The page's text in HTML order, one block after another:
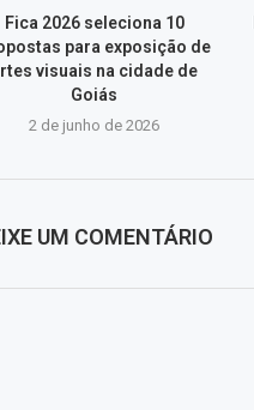
Fica 2026 seleciona 10
para exposição de
visuais na cidade de
Goiás
2 de junho de 2026
UM COMENTÁRIO